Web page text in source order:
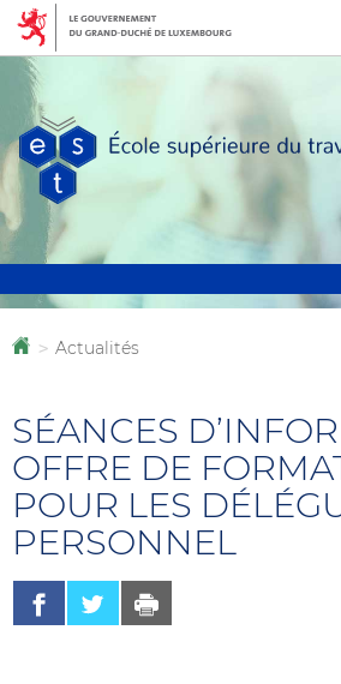
Aller
navigation
Aller
au
contenu
Accueil
> Actualités
SÉANCES
OFFRE DE
POUR LES
PERSONNEL
Partager sur Facebook
Partager sur Twitter
Imprimer